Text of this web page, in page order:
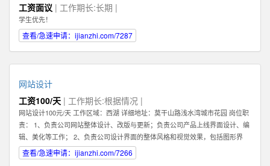
工资面议 | 工作期长:长期 |
学生优先！
查看/急速申请：ijianzhi.com/7287
网站设计
工资100/天 | 工作期长:根据情况 |
网站设计100元/天 工作区域：西湖 详细地址：莫干山路浅水湾城市花园 岗位职
责： 1、负责公司网站整体设计、改版与更新；负责公司产品上线界面设计、编
辑、美化等工作； 2、负责公司设计界面的整体风格和视觉效果，包括图形界
面，交互设计，logo及icon设计等； 3、熟练把握网页各元素和要件，能够独立
进行网站美工布局的设计； 4、不断完善和熟悉，负责网站整体架构的设计和网
查看/急速申请：ijianzhi.com/7266